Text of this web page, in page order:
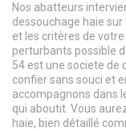
Nos abatteurs
dessouchage haie
et les critères de
perturbants possible
54 est une societe de
confier sans souci et
accompagnons dans
qui aboutit. Vous
haie, bien détaillé